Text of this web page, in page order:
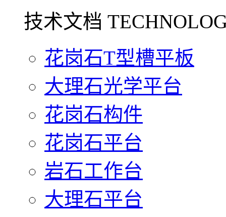
技术文档
花岗石T型槽平板
大理石光学平台
花岗石构件
花岗石平台
岩石工作台
大理石平台